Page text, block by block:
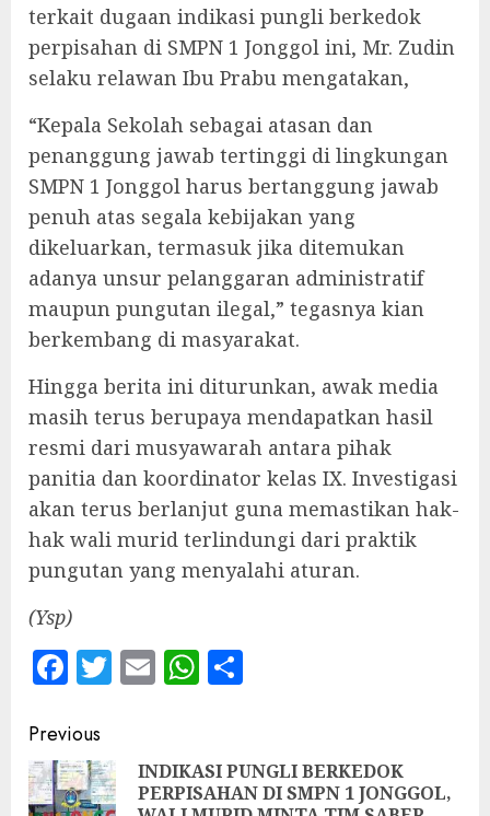
terkait dugaan indikasi pungli berkedok
perpisahan di SMPN 1 Jonggol ini, Mr. Zudin
selaku relawan Ibu Prabu mengatakan,
“Kepala Sekolah sebagai atasan dan
penanggung jawab tertinggi di lingkungan
SMPN 1 Jonggol harus bertanggung jawab
penuh atas segala kebijakan yang
dikeluarkan, termasuk jika ditemukan
adanya unsur pelanggaran administratif
maupun pungutan ilegal,” tegasnya kian
berkembang di masyarakat.
Hingga berita ini diturunkan, awak media
masih terus berupaya mendapatkan hasil
resmi dari musyawarah antara pihak
panitia dan koordinator kelas IX. Investigasi
akan terus berlanjut guna memastikan hak-
hak wali murid terlindungi dari praktik
pungutan yang menyalahi aturan.
‎(Ysp)
Facebook
Twitter
EmailWhatsApp
Continue
Reading
Previous
INDIKASI PUNGLI BERKEDOK
PERPISAHAN DI SMPN 1 JONGGOL,